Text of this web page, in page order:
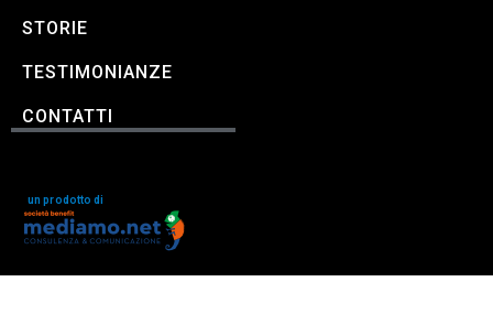
STORIE
TESTIMONIANZE
CONTATTI
un prodotto di